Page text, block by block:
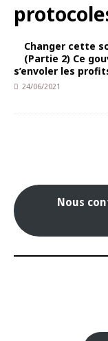
Changer cette
(Partie 2) Ce
s’envoler les
24/06/2021
Nous